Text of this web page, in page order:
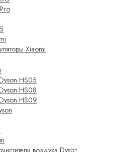
Xiaomi
HS05
HS08
HS09